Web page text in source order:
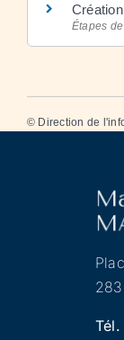
Étapes
© Direction de
Tél.